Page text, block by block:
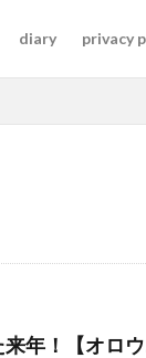
diary privacy
年！【オロ